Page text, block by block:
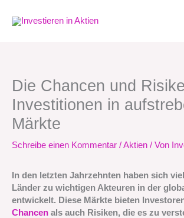
Inhalt
Die Chancen und
Investitionen in
Märkte
Schreibe einen Kommentar /Aktien / Von
In den letzten Jahrzehnten haben sich
Länder zu wichtigen Akteuren in der
entwickelt. Diese Märkte bieten
Chancen als auch Risiken, die es zu